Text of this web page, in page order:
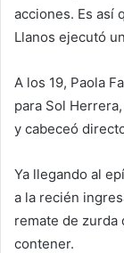
acciones. Es así
Llanos ejecutó
A los 19, Paola
para Sol
y cabeceó
Ya llegando al
a la recién
remate de zurda
contener.